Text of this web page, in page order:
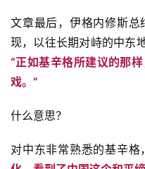
文章最后，伊格内修斯
现，以往长期对峙的中东
“正如基辛格所建议的那
戏。”
什么意思？
对中东非常熟悉的基辛格，